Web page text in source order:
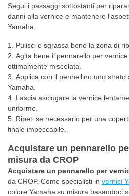
Segui i passaggi sottostanti per
danni alla vernice e mantenere
Yamaha.
Pulisci e sgrassa bene la zona di
Agita bene il pennarello per
ottimamente miscelata.
Applica con il pennellino uno strato
Yamaha.
Lascia asciugare la vernice
uniforme.
Ripeti se necessario per una
finale impeccabile.
Acquistare un pennarello
misura da CROP
Acquistare un pennarello per
da CROP. Come specialisti in vernici
colore Yamaha su misura basandoci